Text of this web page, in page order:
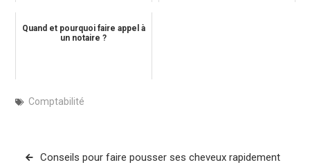
Quand et pourquoi faire appel à
un notaire ?
Comptabilité
Navigation
Conseils pour faire pousser ses cheveux rapidement